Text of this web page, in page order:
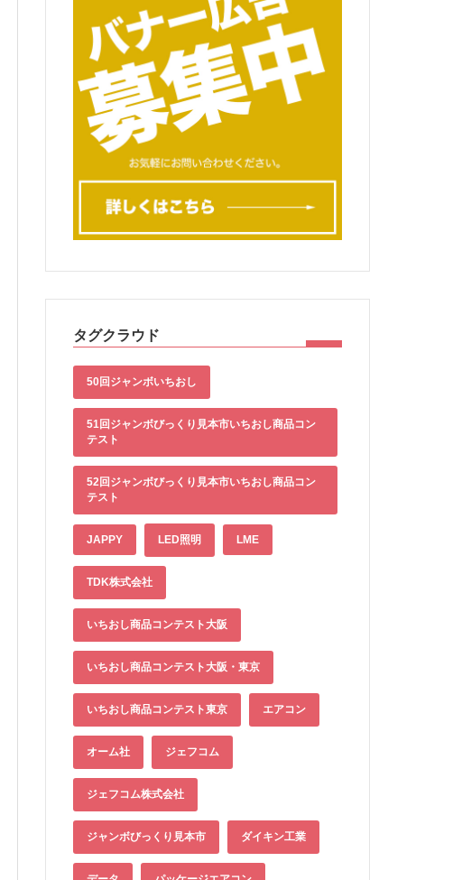
タグクラウド
50回ジャンボいちおし
51回ジャンボびっくり見本市いちおし商品コン
テスト
52回ジャンボびっくり見本市いちおし商品コン
テスト
JAPPY LED照明 LME
TDK株式会社
いちおし商品コンテスト大阪
いちおし商品コンテスト大阪・東京
いちおし商品コンテスト東京 エアコン
オーム社 ジェフコム
ジェフコム株式会社
ジャンボびっくり見本市 ダイキン工業